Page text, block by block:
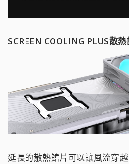
SCREEN COOLING PLUS散熱
延長的散熱鰭片可以讓風流穿